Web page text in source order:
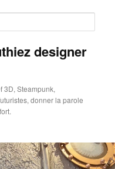
designer
3D, Steampunk,
donner la parole